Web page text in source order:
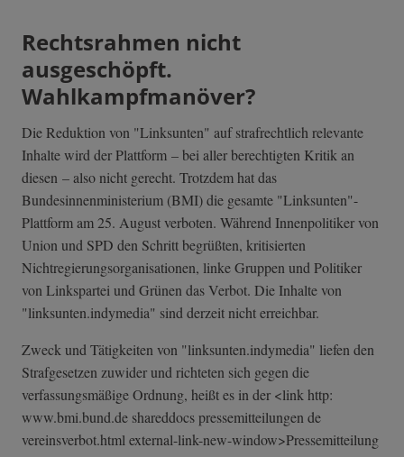
Rechtsrahmen nicht
ausgeschöpft.
Wahlkampfmanöver?
Die Reduktion von "Linksunten" auf strafrechtlich relevante
Inhalte wird der Plattform – bei aller berechtigten Kritik an
diesen – also nicht gerecht. Trotzdem hat das
Bundesinnenministerium (BMI) die gesamte "Linksunten"-
Plattform am 25. August verboten. Während Innenpolitiker von
Union und SPD den Schritt begrüßten, kritisierten
Nichtregierungs­organisationen, linke Gruppen und Politiker
von Linkspartei und Grünen das Verbot. Die Inhalte von
"linksunten.indymedia" sind derzeit nicht erreichbar.
Zweck und Tätigkeiten von "linksunten.indymedia" liefen den
Strafgesetzen zuwider und richteten sich gegen die
verfassungsmäßige Ordnung, heißt es in der <link http:
www.bmi.bund.de shareddocs pressemitteilungen de
vereinsverbot.html external-link-n­ew-window>Press­emitteilung